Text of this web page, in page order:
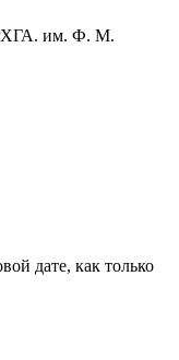
РХГА. им. Ф. М.
дате, как только